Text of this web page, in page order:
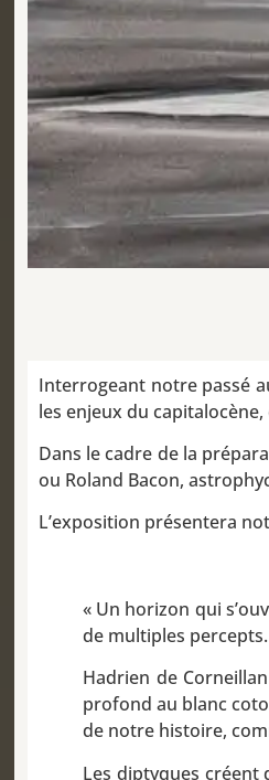
Interrogeant notre passé
les enjeux du capitalocène,
Dans le cadre de la
ou Roland Bacon,
L’exposition présentera
« Un horizon qui
de multiples percepts.
Hadrien de
profond au blanc
de notre histoire,
Les diptyques créent